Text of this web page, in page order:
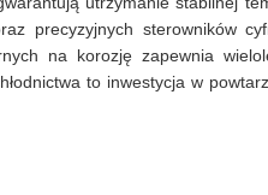
precyzyjnych sterowników
na korozję zapewnia
to inwestycja w